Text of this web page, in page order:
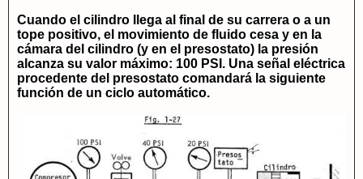
Cuando el cilindro llega al final de su carrera o a un
tope positivo, el movimiento de fluido cesa y en la
cámara del cilindro (y en el presostato) la presión
alcanza su valor máximo: 100 PSI. Una señal eléctrica
procedente del presostato comandará la siguiente
función de un ciclo automático.